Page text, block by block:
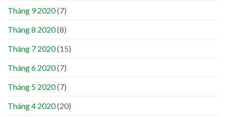
Tháng 9 2020(7)
Tháng 8 2020(8)
Tháng 7 2020(15)
Tháng 6 2020(7)
Tháng 5 2020(7)
Tháng 4 2020(20)